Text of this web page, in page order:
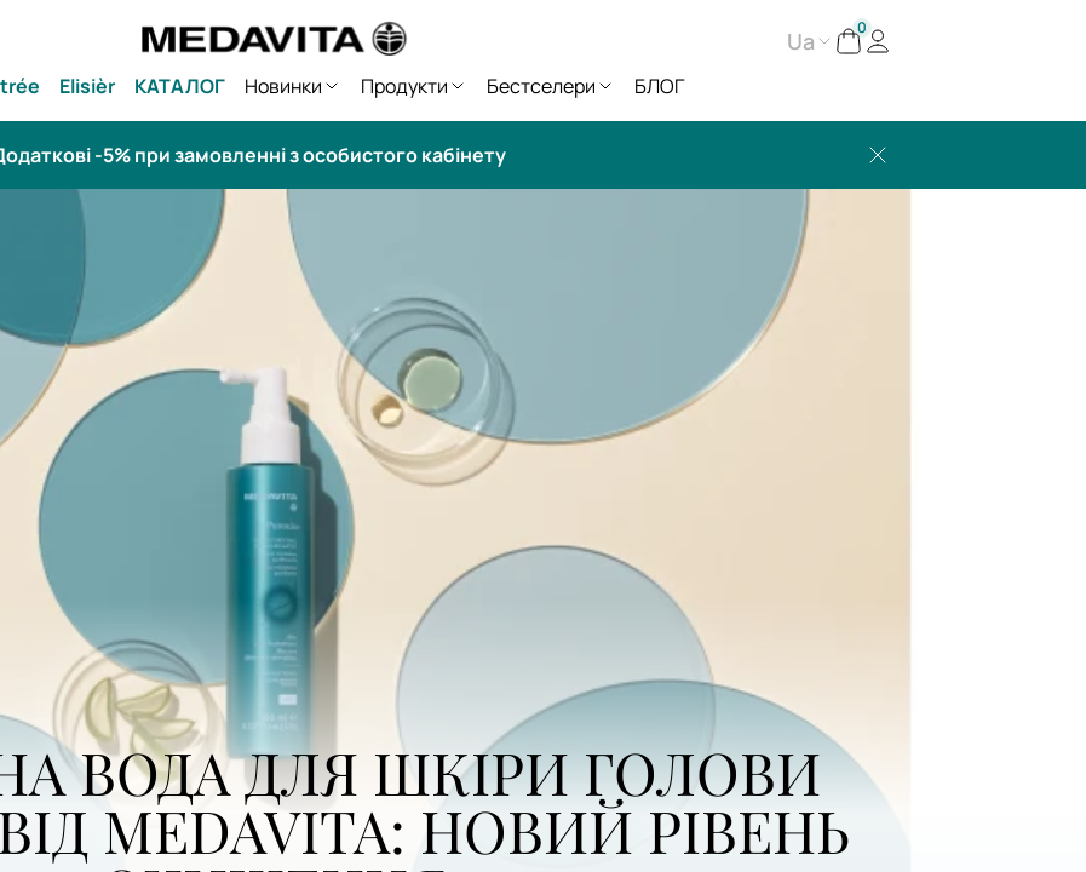
Ua 0
Elisièr КАТАЛОГ Новинки Продукти Бестселери БЛОГ
-5% при замовленні з особистого кабінету
ВОДА ДЛЯ ШКІРИ ГОЛОВИ
ВІД MEDAVITA: НОВИЙ РІВЕНЬ